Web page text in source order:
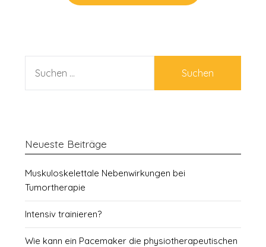
NACH:
Neueste Beiträge
Muskuloskelettale Nebenwirkungen bei
Tumortherapie
Intensiv trainieren?
Wie kann ein Pacemaker die physiotherapeutischen